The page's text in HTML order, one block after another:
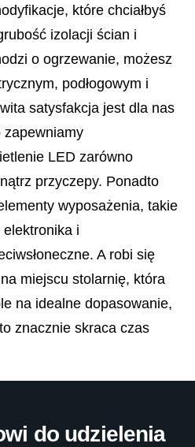
które chciałbyś
izolacji ścian i
o ogrzewanie, możesz
podłogowym i
satysfakcja jest dla nas
zapewniamy
LED zarówno
przyczepy. Ponadto
wyposażenia, takie
i
A robi się
miejscu stolarnię, która
na idealne dopasowanie,
znacznie skraca czas
do udzielenia